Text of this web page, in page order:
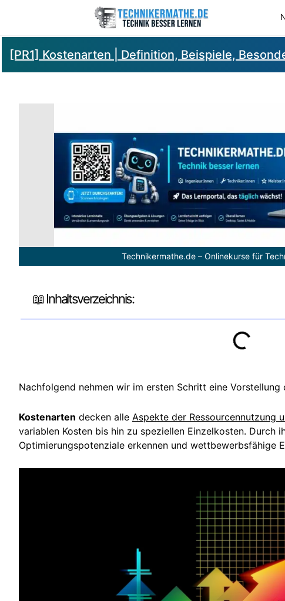
[PR1] Kostenarten | Definition, Beispiele,
Technikermathe.de – Onlinekurse für
📖 Inhaltsverzeichnis:
Nachfolgend nehmen wir im ersten Schritt eine Vorstellung
Kostenarten decken alle Aspekte der Ressourcennutzung
variablen Kosten bis hin zu speziellen Einzelkosten. Durch
Optimierungspotenziale erkennen und wettbewerbsfähige